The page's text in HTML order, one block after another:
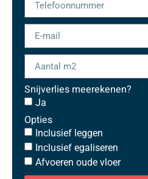
Snijverlies meerekenen?
Ja
Opties
Inclusief leggen
Inclusief egaliseren
Afvoeren oude vloer